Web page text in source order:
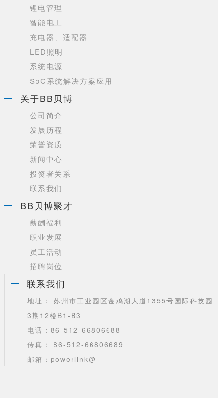
锂电管理
智能电工
充电器、适配器
LED照明
系统电源
SoC系统解决方案应用
关于BB贝博
公司简介
发展历程
荣誉资质
新闻中心
投资者关系
联系我们
BB贝博聚才
薪酬福利
职业发展
员工活动
招聘岗位
联系我们
地址： 苏州市工业园区金鸡湖大道1355号国际科技园
3期12楼B1-B3
电话：86-512-66806688
传真： 86-512-66806689
邮箱：powerlink@